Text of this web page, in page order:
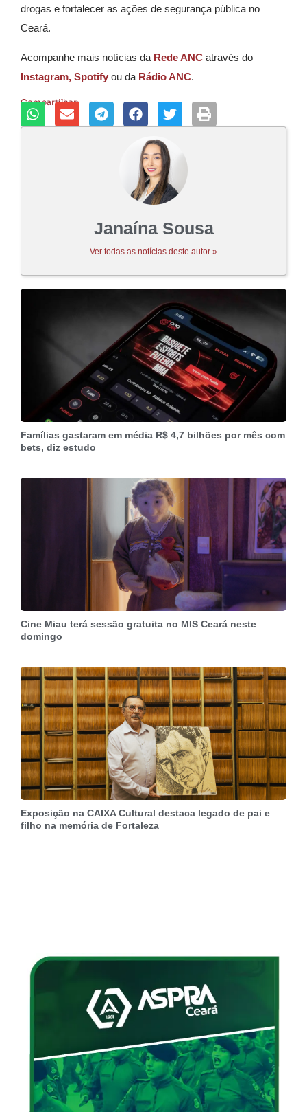
drogas e fortalecer as ações de segurança pública no
Ceará.
Acompanhe mais notícias da Rede ANC através do
Instagram, Spotify ou da Rádio ANC.
Compartilhar:
Janaína Sousa
Ver todas as notícias deste autor »
Famílias gastaram em média R$ 4,7 bilhões por mês com
bets, diz estudo
Cine Miau terá sessão gratuita no MIS Ceará neste
domingo
Exposição na CAIXA Cultural destaca legado de pai e
filho na memória de Fortaleza